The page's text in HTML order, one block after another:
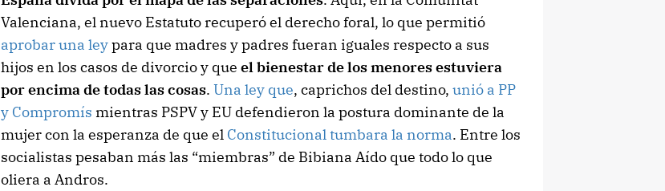
Valenciana, el nuevo Estatuto recuperó el derecho foral, lo que permitió
aprobar una leypara que madres y padres fueran iguales respecto a sus
hijos en los casos de divorcio y que el bienestar de los menores estuviera
por encima de todas las cosas. Una ley que, caprichos del destino, unió a PP
y Compromís mientras PSPV y EU defendieron la postura dominante de la
mujer con la esperanza de que elConstitucional tumbara la norma. Entre los
socialistas pesaban más las “miembras” de Bibiana Aído que todo lo que
oliera a Andros.